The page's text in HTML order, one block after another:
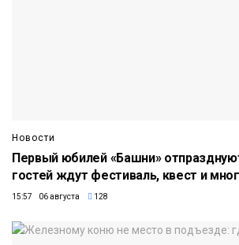
Новости
Первый юбилей «Башни»
гостей ждут фестиваль, квест и
15:57 06 августа 128